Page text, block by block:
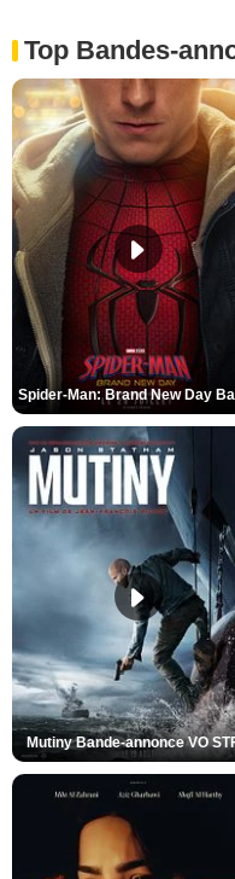
Top Bandes-
Mutiny Bande-annonce VO